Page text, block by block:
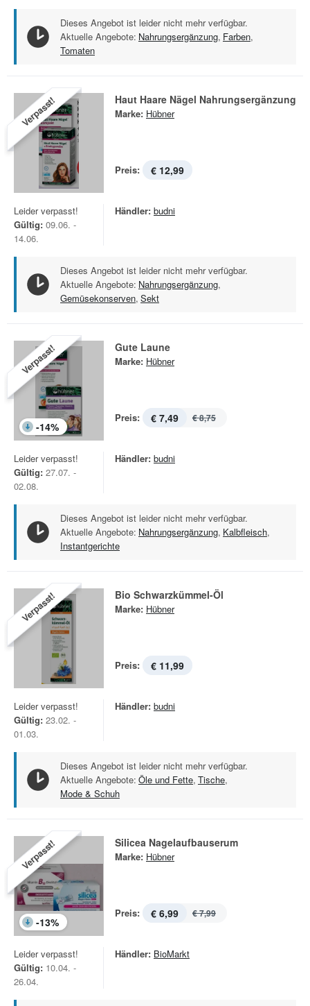
Dieses Angebot ist leider nicht mehr verfügbar.
Aktuelle Angebote: Nahrungsergänzung, Farben,
Tomaten
Verpasst! Haut Haare Nägel Nahrungsergänzung
Marke: Hübner
Preis: € 12,99
Leider verpasst!
Gültig: 09.06. -
14.06.
Händler: budni
Dieses Angebot ist leider nicht mehr verfügbar.
Aktuelle Angebote: Nahrungsergänzung,
Gemüsekonserven, Sekt
Verpasst!
-14%
Gute Laune
Marke: Hübner
Preis: € 7,49 € 8,75
Leider verpasst!
Gültig: 27.07. -
02.08.
Händler: budni
Dieses Angebot ist leider nicht mehr verfügbar.
Aktuelle Angebote: Nahrungsergänzung, Kalbfleisch,
Instantgerichte
Verpasst! Bio Schwarzkümmel-Öl
Marke: Hübner
Preis: € 11,99
Leider verpasst!
Gültig: 23.02. -
01.03.
Händler: budni
Dieses Angebot ist leider nicht mehr verfügbar.
Aktuelle Angebote: Öle und Fette, Tische,
Mode & Schuh
Verpasst!
-13%
Silicea Nagelaufbauserum
Marke: Hübner
Preis: € 6,99 € 7,99
Leider verpasst!
Gültig: 10.04. -
26.04.
Händler: BioMarkt